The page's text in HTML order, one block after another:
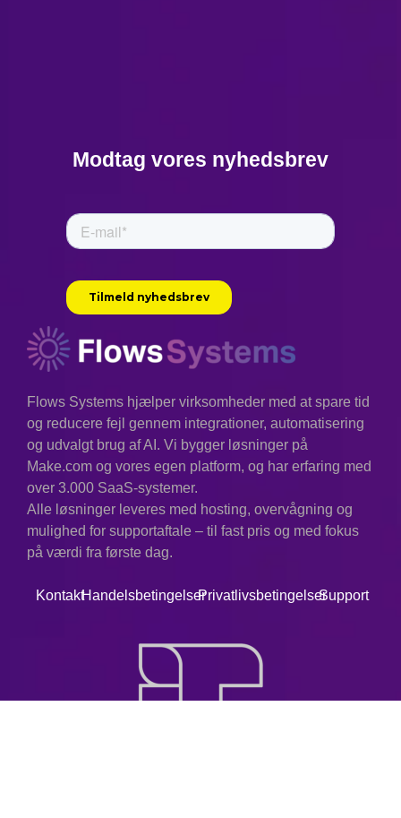
Modtag vores nyhedsbrev
Flows Systems hjælper virksomheder med at spare tid
og reducere fejl gennem integrationer, automatisering
og udvalgt brug af AI. Vi bygger løsninger på
Make.com og vores egen platform, og har erfaring med
over 3.000 SaaS-systemer.
Alle løsninger leveres med hosting, overvågning og
mulighed for supportaftale – til fast pris og med fokus
på værdi fra første dag.
KontaktHandelsbetingelserPrivatlivsbetingelserSupport